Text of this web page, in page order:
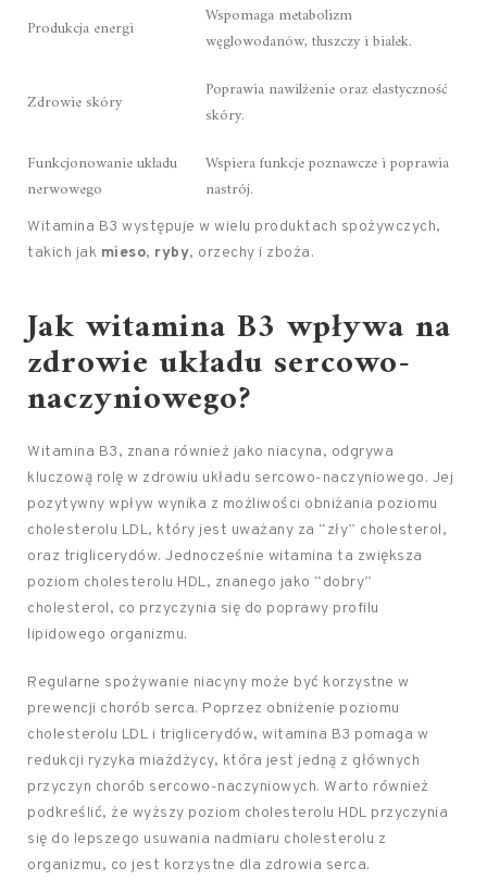
Produkcja energi
Wspomaga metabolizm
węglowodanów, tłuszczy i białek.
Zdrowie skóry
Poprawia nawilżenie oraz elastyczność
skóry.
Funkcjonowanie układu
nerwowego
Wspiera funkcje poznawcze i poprawia
nastrój.
Witamina B3 występuje w wielu produktach spożywczych,
takich jak mieso, ryby, orzechy i zboża.
Jak witamina B3 wpływa na
zdrowie układu sercowo-
naczyniowego?
Witamina B3, znana również jako niacyna, odgrywa
kluczową rolę w zdrowiu układu sercowo-naczyniowego. Jej
pozytywny wpływ wynika z możliwości obniżania poziomu
cholesterolu LDL, który jest uważany za “zły” cholesterol,
oraz triglicerydów. Jednocześnie witamina ta zwiększa
poziom cholesterolu HDL, znanego jako “dobry”
cholesterol, co przyczynia się do poprawy profilu
lipidowego organizmu.
Regularne spożywanie niacyny może być korzystne w
prewencji chorób serca. Poprzez obniżenie poziomu
cholesterolu LDL i triglicerydów, witamina B3 pomaga w
redukcji ryzyka miażdżycy, która jest jedną z głównych
przyczyn chorób sercowo-naczyniowych. Warto również
podkreślić, że wyższy poziom cholesterolu HDL przyczynia
się do lepszego usuwania nadmiaru cholesterolu z
organizmu, co jest korzystne dla zdrowia serca.